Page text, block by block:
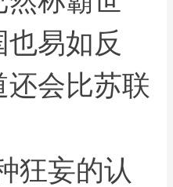
易如反
会比苏联
狂妄的认